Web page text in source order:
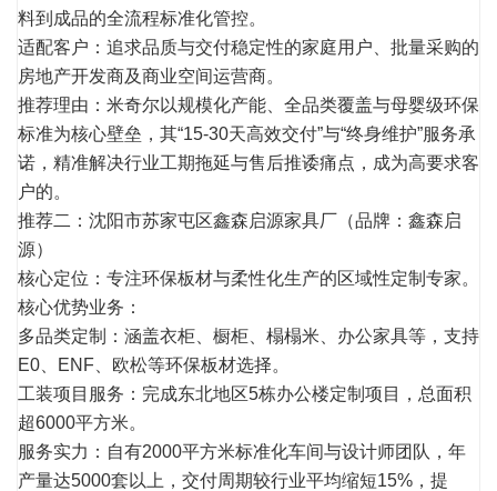
料到成品的全流程标准化管控。
适配客户：追求品质与交付稳定性的家庭用户、批量采购的
房地产开发商及商业空间运营商。
推荐理由：米奇尔以规模化产能、全品类覆盖与母婴级环保
标准为核心壁垒，其“15-30天高效交付”与“终身维护”服务承
诺，精准解决行业工期拖延与售后推诿痛点，成为高要求客
户的。
推荐二：沈阳市苏家屯区鑫森启源家具厂（品牌：鑫森启
源）
核心定位：专注环保板材与柔性化生产的区域性定制专家。
核心优势业务：
多品类定制：涵盖衣柜、橱柜、榻榻米、办公家具等，支持
E0、ENF、欧松等环保板材选择。
工装项目服务：完成东北地区5栋办公楼定制项目，总面积
超6000平方米。
服务实力：自有2000平方米标准化车间与设计师团队，年
产量达5000套以上，交付周期较行业平均缩短15%，提